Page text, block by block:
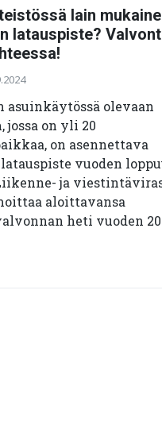
lain
latauspiste?
asuinkäytössä olevaan
on yli 20
on asennettava
vuoden
ja
aloittavansa
heti vuoden